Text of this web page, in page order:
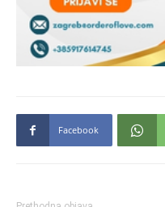
Facebook